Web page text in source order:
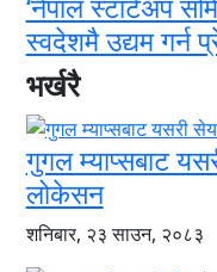
स्वदेशमै उद्यम गर्न
भर्खरै
गुगल म्याप्सबाट
लोकेसन
शनिबार, २३ साउन, २०८३